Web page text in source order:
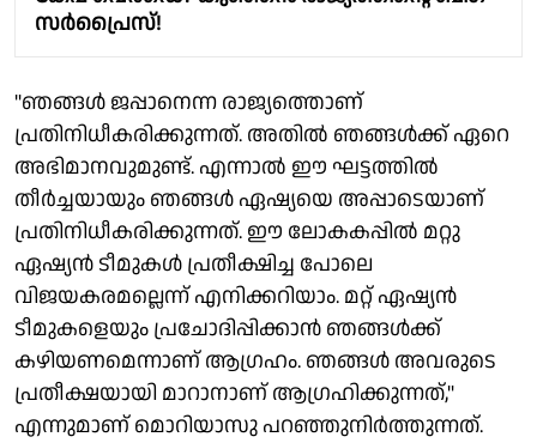
സർപ്രൈസ്!
"ഞങ്ങൾ ജപ്പാനെന്ന രാജ്യത്തൊണ്
പ്രതിനിധീകരിക്കുന്നത്. അതിൽ ഞങ്ങൾക്ക് ഏറെ
അഭിമാനവുമുണ്ട്. എന്നാൽ ഈ ഘട്ടത്തിൽ
തീർച്ചയായും ഞങ്ങൾ ഏഷ്യയെ അപ്പാടെയാണ്
പ്രതിനിധീകരിക്കുന്നത്. ഈ ലോകകപ്പിൽ മറ്റു
ഏഷ്യൻ ടീമുകൾ പ്രതീക്ഷിച്ച പോലെ
വിജയകരമല്ലെന്ന് എനിക്കറിയാം. മറ്റ് ഏഷ്യൻ
ടീമുകളെയും പ്രചോദിപ്പിക്കാൻ ഞങ്ങൾക്ക്
കഴിയണമെന്നാണ് ആഗ്രഹം. ഞങ്ങൾ അവരുടെ
പ്രതീക്ഷയായി മാറാനാണ് ആഗ്രഹിക്കുന്നത്,"
എന്നുമാണ് മൊറിയാസു പറഞ്ഞുനിർത്തുന്നത്.